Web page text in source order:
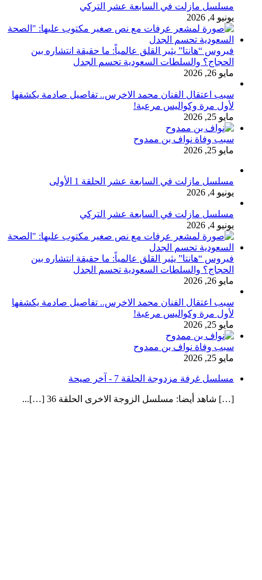
مسلسل مازلت في السابعة عشر التركي
يونيو 4, 2026
فيروس “هانتا” يثير القلق عالمياً: ما حقيقة انتشاره بين
الحجاج؟ والسلطات السعودية تحسم الجدل
مايو 26, 2026
سبب اعتقال الفنان محمد الاخرس.. تفاصيل صادمة يكشفها
لأول مرة وكواليس مرعبة!
مايو 25, 2026
سبب وفاة نواف بن ممدوح
مايو 25, 2026
مسلسل مازلت في السابعة عشر الحلقة 1 الأولى
يونيو 4, 2026
مسلسل مازلت في السابعة عشر التركي
يونيو 4, 2026
فيروس “هانتا” يثير القلق عالمياً: ما حقيقة انتشاره بين
الحجاج؟ والسلطات السعودية تحسم الجدل
مايو 26, 2026
سبب اعتقال الفنان محمد الاخرس.. تفاصيل صادمة يكشفها
لأول مرة وكواليس مرعبة!
مايو 25, 2026
سبب وفاة نواف بن ممدوح
مايو 25, 2026
مسلسل غرفة مزدوجة الحلقة 7 - آخر صيحة
[…] شاهد أيضا: مسلسل الزوجة الاخرى الحلقة 36 […]...